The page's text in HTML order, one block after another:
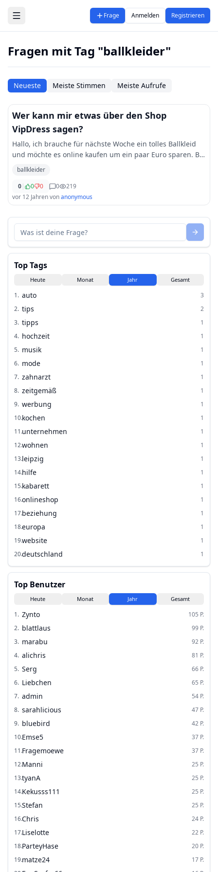
Zum Hauptinhalt springen
Frage Anmelden Registrieren
Fragen mit Tag "ballkleider"
Neueste Meiste Stimmen Meiste Aufrufe
Wer kann mir etwas über den Shop
VipDress sagen?
Hallo, ich brauche für nächste Woche ein tolles Ballkleid
und möchte es online kaufen um ein paar Euro sparen. Bei
Vipdress http://www.vipdress.de/51-abiballkleider habe ich
ballkleider
0| 0 0 0
219
vor 12 Jahrenvonanonymous
Top Tags
Heute Monat Jahr Gesamt
1. auto
3
2. tips
2
3. tipps
1
4. hochzeit
1
5. musik
1
6. mode
1
7. zahnarzt
1
8. zeitgemäß
1
9. werbung
1
10.kochen
1
11.unternehmen
1
12.wohnen
1
13.leipzig
1
14.hilfe
1
15.kabarett
1
16.onlineshop
1
17.beziehung
1
18.europa
1
19.website
1
20.deutschland 1
Top Benutzer
Heute Monat Jahr Gesamt
1. Zynto 105 P.
2. blattlaus 99 P.
3. marabu 92 P.
4. alichris 81 P.
5. Serg 66 P.
6. Liebchen 65 P.
7. admin 54 P.
8. sarahlicious 47 P.
9. bluebird 42 P.
10.Emse5 37 P.
11.Fragemoewe 37 P.
12.Manni 25 P.
13.tyanA 25 P.
14.Kekusss111 25 P.
15.Stefan 25 P.
16.Chris 24 P.
17.Liselotte 22 P.
18.ParteyHase 20 P.
19.matze24 17 P.